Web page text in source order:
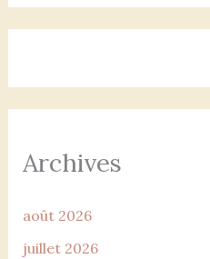
Archives
août 2026
juillet 2026